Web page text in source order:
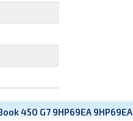
450 G7 9HP69EA 9HP69EA